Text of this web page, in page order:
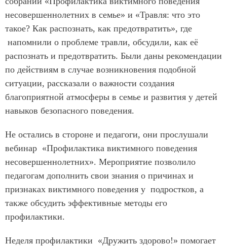
несовершеннолетних в семье» и «Травля: что это
такое? Как распознать, как предотвратить», где
напомнили о проблеме травли, обсудили, как её
распознать и предотвратить. Были даны рекомендации
по действиям в случае возникновения подобной
ситуации, рассказали о важности создания
благоприятной атмосферы в семье и развития у детей
навыков безопасного поведения.
Не остались в стороне и педагоги, они прослушали
вебинар «Профилактика виктимного поведения
несовершеннолетних». Мероприятие позволило
педагогам дополнить свои знания о причинах и
признаках виктимного поведения у подростков, а
также обсудить эффективные методы его
профилактики.
Неделя профилактики «Дружить здорово!» помогает